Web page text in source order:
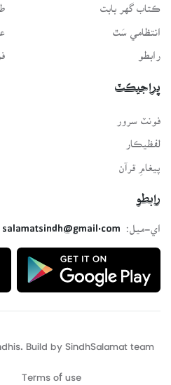
ڪتاب گهر بابت
انتظامي سَٿ
رابطو
پراجيڪٽ
لفظيڪار
پيغامِ قرآن
رابطو
اي-ميل:
salamatsindh@gmail.com
Build by
Terms of use